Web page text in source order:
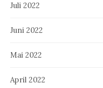
Juli 2022
Juni 2022
Mai 2022
April 2022